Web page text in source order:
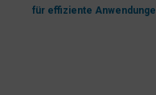
für effiziente